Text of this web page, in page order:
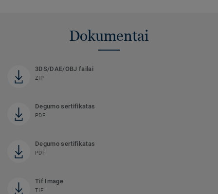
Dokumentai
3DS/DAE/OBJ failai
ZIP
Degumo sertifikatas
PDF
Degumo sertifikatas
PDF
Tif Image
TIF